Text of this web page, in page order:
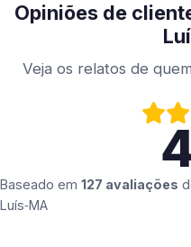
Opiniões de
Veja os relatos de
Baseado em 127 avaliações
Luís‑MA